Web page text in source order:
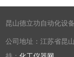
昆山德立功自动化设
公司地址：江苏省昆